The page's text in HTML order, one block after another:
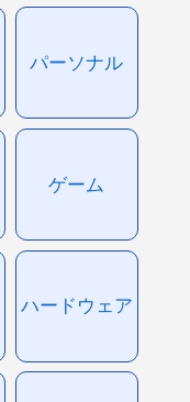
パーソナル
ゲーム
ハードウェア